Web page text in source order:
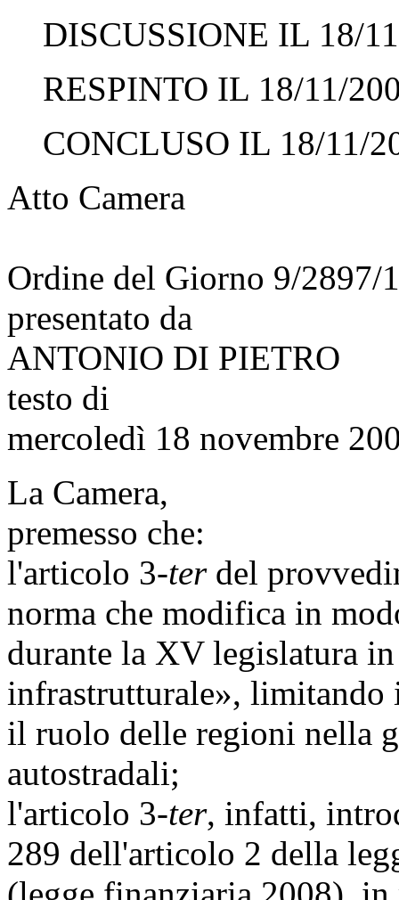
DISCUSSIONE IL 18/
RESPINTO IL 18/11/
CONCLUSO IL 18/11/
Atto Camera
Ordine del Giorno 9/2897/
presentato da
ANTONIO DI PIETRO
testo di
mercoledì 18 novembre
La Camera,
premesso che:
l'articolo 3-terdel
norma che modifica in
durante la XV legislatura
infrastrutturale»,
il ruolo delle regioni nella
autostradali;
l'articolo 3-ter, infatti,
289 dell'articolo 2 della